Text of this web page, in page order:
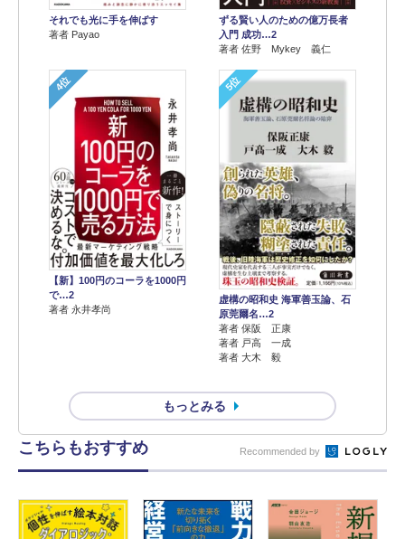
それでも光に手を伸ばす
著者 Payao
ずる賢い人のための億万長者
入門 成功…2
著者 佐野 Mykey 義仁
4位
【新】100円のコーラを1000円
で…2
著者 永井孝尚
5位
虚構の昭和史 海軍善玉論、石
原莞爾名…2
著者 保阪 正康
著者 戸高 一成
著者 大木 毅
もっとみる
こちらもおすすめ Recommended by